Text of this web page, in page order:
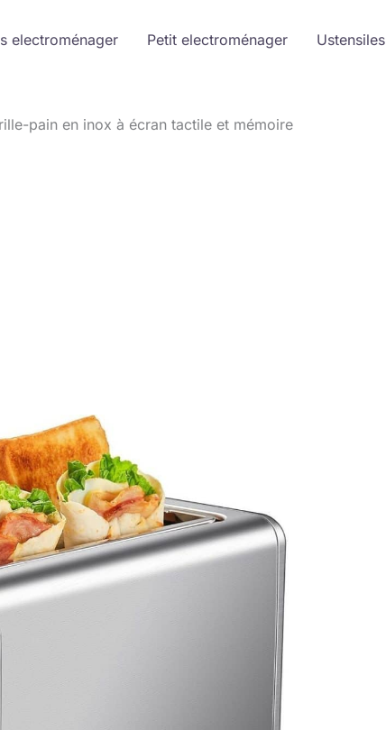
electroménager Petit electroménager Ustensiles
pain en inox à écran tactile et mémoire